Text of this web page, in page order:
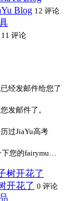
Blog 12 评论
11 评论
经发邮件给您了
发邮件了。
过JiaYu高考
您的fairymu…
开花了 0 评论